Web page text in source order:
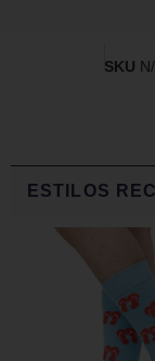
SKU
ESTILOS